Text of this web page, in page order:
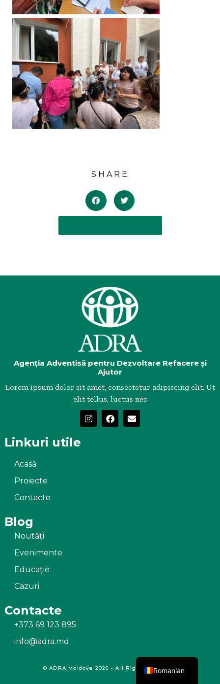
S H A R E:
Agenția Adventisă pentru Dezvoltare Refacere și
Ajutor
Lorem ipsum dolor sit amet, consectetur adipiscing elit. Ut
elit tellus, luctus nec
Linkuri utile
Acasă
Proiecte
Contacte
Blog
Noutăți
Evenimente
Educație
Cazuri
Contacte
+373 69 123 895
info@adra.md
© ADRA Moldova 2026 - All Rights Reserved
Romanian